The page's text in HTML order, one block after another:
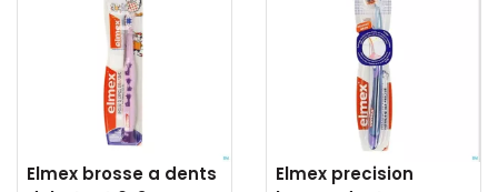
Elmex brosse a dents
Elmex precision